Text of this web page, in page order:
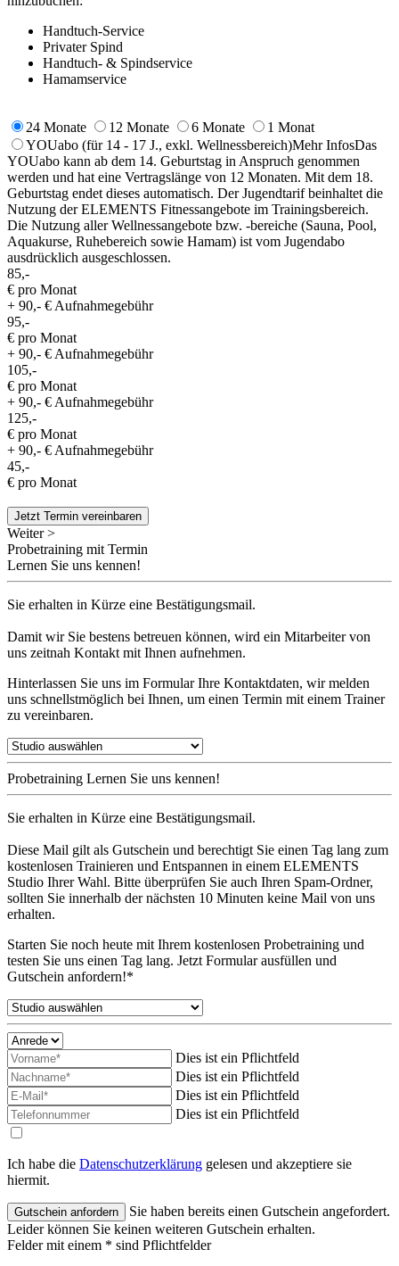
Handtuch-Service
Privater Spind
Handtuch- & Spindservice
Hamamservice
24 Monate 12 Monate 6 Monate
1 Monat
YOUabo (für 14 - 17 J., exkl. Wellnessbereich)Mehr InfosDas
YOUabo kann ab dem 14. Geburtstag in Anspruch genommen
werden und hat eine Vertragslänge von 12 Monaten. Mit dem 18.
Geburtstag endet dieses automatisch. Der Jugendtarif beinhaltet die
Nutzung der ELEMENTS Fitnessangebote im Trainingsbereich.
Die Nutzung aller Wellnessangebote bzw. -bereiche (Sauna, Pool,
Aquakurse, Ruhebereich sowie Hamam) ist vom Jugendabo
ausdrücklich ausgeschlossen.
85,-
€ pro Monat
+ 90,- € Aufnahmegebühr
95,-
€ pro Monat
+ 90,- € Aufnahmegebühr
105,-
€ pro Monat
+ 90,- € Aufnahmegebühr
125,-
€ pro Monat
+ 90,- € Aufnahmegebühr
45,-
€ pro Monat
Jetzt Termin vereinbaren
Weiter >
Probetraining mit Termin
Lernen Sie uns kennen!
Sie erhalten in Kürze eine Bestätigungsmail.
Damit wir Sie bestens betreuen können, wird ein Mitarbeiter von
uns zeitnah Kontakt mit Ihnen aufnehmen.
Hinterlassen Sie uns im Formular Ihre Kontaktdaten, wir melden
uns schnellstmöglich bei Ihnen, um einen Termin mit einem Trainer
zu vereinbaren.
Probetraining Lernen Sie uns kennen!
Sie erhalten in Kürze eine Bestätigungsmail.
Diese Mail gilt als Gutschein und berechtigt Sie einen Tag lang zum
kostenlosen Trainieren und Entspannen in einem ELEMENTS
Studio Ihrer Wahl. Bitte überprüfen Sie auch Ihren Spam-Ordner,
sollten Sie innerhalb der nächsten 10 Minuten keine Mail von uns
erhalten.
Starten Sie noch heute mit Ihrem kostenlosen Probetraining und
testen Sie uns einen Tag lang. Jetzt Formular ausfüllen und
Gutschein anfordern!*
Dies ist ein Pflichtfeld
Dies ist ein Pflichtfeld
Dies ist ein Pflichtfeld
Dies ist ein Pflichtfeld
Ich habe die Datenschutzerklärung gelesen und akzeptiere sie
hiermit.
Sie haben bereits einen Gutschein angefordert.
Leider können Sie keinen weiteren Gutschein erhalten.
Felder mit einem * sind Pflichtfelder